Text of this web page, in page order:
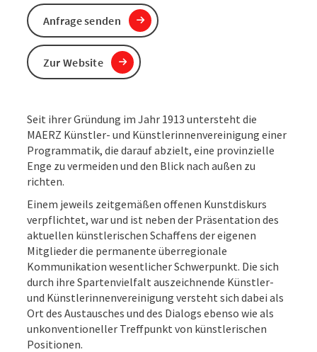
Seit ihrer Gründung im Jahr 1913 untersteht die
MAERZ Künstler- und Künstlerinnenvereinigung einer
Programmatik, die darauf abzielt, eine provinzielle
Enge zu vermeiden und den Blick nach außen zu
richten.
Einem jeweils zeitgemäßen offenen Kunstdiskurs
verpflichtet, war und ist neben der Präsentation des
aktuellen künstlerischen Schaffens der eigenen
Mitglieder die permanente überregionale
Kommunikation wesentlicher Schwerpunkt. Die sich
durch ihre Spartenvielfalt auszeichnende Künstler-
und Künstlerinnenvereinigung versteht sich dabei als
Ort des Austausches und des Dialogs ebenso wie als
unkonventioneller Treffpunkt von künstlerischen
Positionen.
Anfrage senden
Zur Website